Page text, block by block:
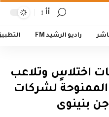
أأ
راديو الرشيد FM
اختلاسٍ وتلاعب
لشركات
بنينوى